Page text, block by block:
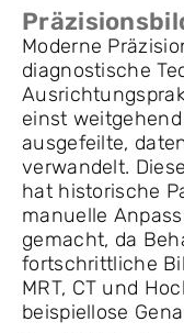
Moderne
diagnostische
einst
ausgefeilte,
verwandelt.
hat historische
manuelle
gemacht, da
fortschrittliche
MRT, CT und
beispiellose